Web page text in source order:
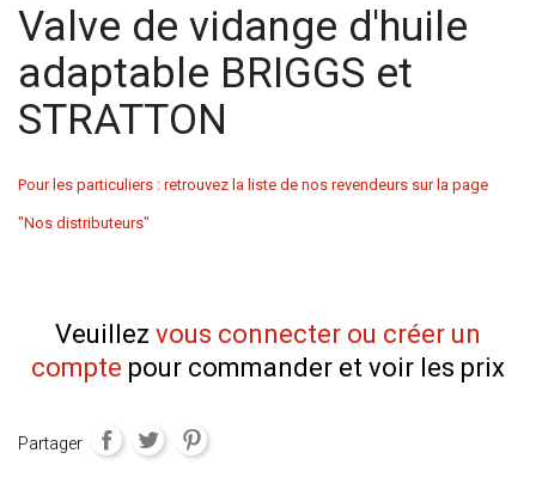
Valve de vidange d'huile
adaptable BRIGGS et
STRATTON
Pour les particuliers : retrouvez la liste de nos revendeurs sur la page
"Nos distributeurs"
Veuillez vous connecter ou créer un
compte pour commander et voir les prix
Partager